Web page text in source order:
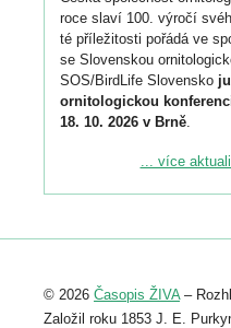
roce slaví 100. výročí
té příležitosti pořádá ve
se Slovenskou
SOS/BirdLife Slovensko
ornitologickou
18. 10. 2026 v Brně.
Podrobnější informace ke
Registrovat se můžete do
abstraktu přihlášené
posteru je už 30. června.
... více
© 2026 Časopis ŽIVA–
Založil roku 1853 J. E.